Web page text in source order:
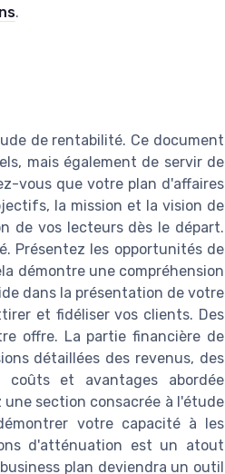
.
de rentabilité. Ce document
mais également de servir de
vous que votre plan d'affaires
la mission et la vision de
de vos lecteurs dès le départ.
Présentez les opportunités de
démontre une compréhension
dans la présentation de votre
et fidéliser vos clients. Des
offre. La partie financière de
détaillées des revenus, des
et avantages abordée
section consacrée à l'étude
votre capacité à les
d'atténuation est un atout
plan deviendra un outil